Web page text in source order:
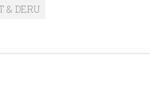
& DERU